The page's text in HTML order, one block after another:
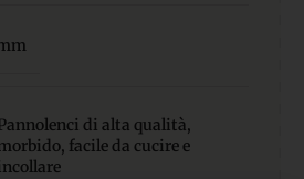
di alta qualità,
facile da cucire e